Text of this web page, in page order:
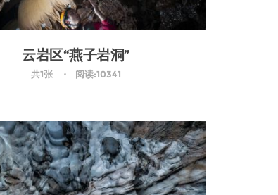
云岩区“燕子岩洞”
共1张 阅读:10341